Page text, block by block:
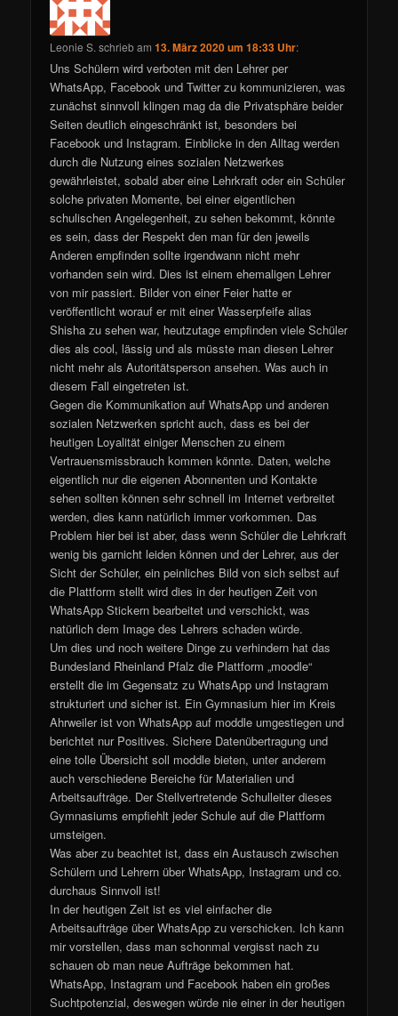
Leonie S.schriebam13. März 2020 um 18:33 Uhr:
Uns Schülern wird verboten mit den Lehrer per
WhatsApp, Facebook und Twitter zu kommunizieren, was
zunächst sinnvoll klingen mag da die Privatsphäre beider
Seiten deutlich eingeschränkt ist, besonders bei
Facebook und Instagram. Einblicke in den Alltag werden
durch die Nutzung eines sozialen Netzwerkes
gewährleistet, sobald aber eine Lehrkraft oder ein Schüler
solche privaten Momente, bei einer eigentlichen
schulischen Angelegenheit, zu sehen bekommt, könnte
es sein, dass der Respekt den man für den jeweils
Anderen empfinden sollte irgendwann nicht mehr
vorhanden sein wird. Dies ist einem ehemaligen Lehrer
von mir passiert. Bilder von einer Feier hatte er
veröffentlicht worauf er mit einer Wasserpfeife alias
Shisha zu sehen war, heutzutage empfinden viele Schüler
dies als cool, lässig und als müsste man diesen Lehrer
nicht mehr als Autoritätsperson ansehen. Was auch in
diesem Fall eingetreten ist.
Gegen die Kommunikation auf WhatsApp und anderen
sozialen Netzwerken spricht auch, dass es bei der
heutigen Loyalität einiger Menschen zu einem
Vertrauensmissbrauch kommen könnte. Daten, welche
eigentlich nur die eigenen Abonnenten und Kontakte
sehen sollten können sehr schnell im Internet verbreitet
werden, dies kann natürlich immer vorkommen. Das
Problem hier bei ist aber, dass wenn Schüler die Lehrkraft
wenig bis garnicht leiden können und der Lehrer, aus der
Sicht der Schüler, ein peinliches Bild von sich selbst auf
die Plattform stellt wird dies in der heutigen Zeit von
WhatsApp Stickern bearbeitet und verschickt, was
natürlich dem Image des Lehrers schaden würde.
Um dies und noch weitere Dinge zu verhindern hat das
Bundesland Rheinland Pfalz die Plattform „moodle“
erstellt die im Gegensatz zu WhatsApp und Instagram
strukturiert und sicher ist. Ein Gymnasium hier im Kreis
Ahrweiler ist von WhatsApp auf moddle umgestiegen und
berichtet nur Positives. Sichere Datenübertragung und
eine tolle Übersicht soll moddle bieten, unter anderem
auch verschiedene Bereiche für Materialien und
Arbeitsaufträge. Der Stellvertretende Schulleiter dieses
Gymnasiums empfiehlt jeder Schule auf die Plattform
umsteigen.
Was aber zu beachtet ist, dass ein Austausch zwischen
Schülern und Lehrern über WhatsApp, Instagram und co.
durchaus Sinnvoll ist!
In der heutigen Zeit ist es viel einfacher die
Arbeitsaufträge über WhatsApp zu verschicken. Ich kann
mir vorstellen, dass man schonmal vergisst nach zu
schauen ob man neue Aufträge bekommen hat.
WhatsApp, Instagram und Facebook haben ein großes
Suchtpotenzial, deswegen würde nie einer in der heutigen